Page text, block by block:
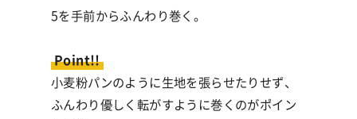
5を手前からふんわり巻く。
Point!!
小麦粉パンのように生地を張らせたりせず、
ふんわり優しく転がすように巻くのがポイン